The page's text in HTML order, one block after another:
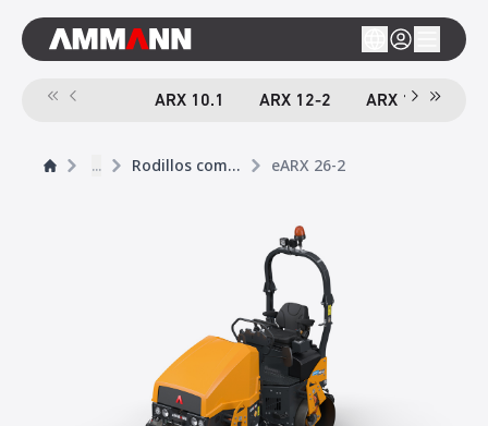
ARX 10.1 ARX 12-2 ARX 16-2
... Rodillos compactador tándem eARX 26-2